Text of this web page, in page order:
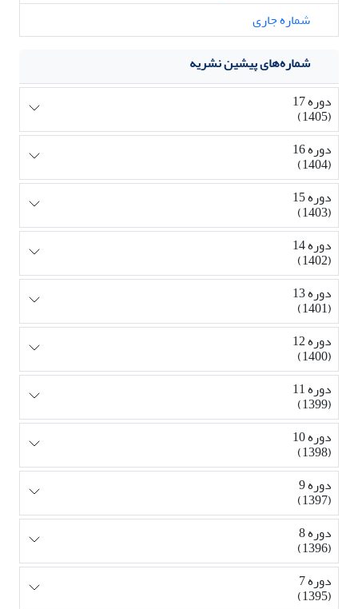
شماره جاری
شماره‌های پیشین نشریه
دوره 17
(1405)
دوره 16
(1404)
دوره 15
(1403)
دوره 14
(1402)
دوره 13
(1401)
دوره 12
(1400)
دوره 11
(1399)
دوره 10
(1398)
دوره 9
(1397)
دوره 8
(1396)
دوره 7
(1395)